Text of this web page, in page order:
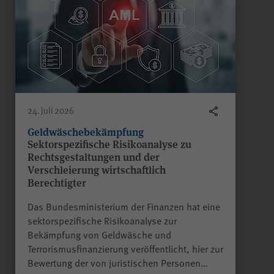
Alle Felder sind Pflichtfelder.
Absenden
24. Juli 2026
Geldwäschebekämpfung
Sektorspezifische Risikoanalyse zu
Rechtsgestaltungen und der
Verschleierung wirtschaftlich
Berechtigter
Das Bundesministerium der Finanzen hat eine
sektorspezifische Risikoanalyse zur
Bekämpfung von Geldwäsche und
Terrorismusfinanzierung veröffentlicht, hier zur
Bewertung der von juristischen Personen…
piwik_ignore
Anbieter Matomo
Laufzeit
Zweck
Falls Sie auf der Seite
„Datenschutz“ unter „Matomo
(Besuchsstatistiken)“ der
muss dieser Cookie gesetzt
werden, um Sie als
wiederkehrenden Besucher
erkennen zu können, damit der
Widerspruch nicht bei jedem